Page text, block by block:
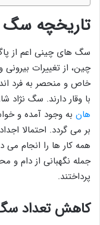
تاریخچه سگ
سگ های چینی اعم از
چین، از تغییرات
خاص و منحصر به فرد
با وقار دارند. سگ نژاد شارپی حدود ۲۰۰۰
هان به وجود آمده و
بر می گردد. احتمالا
همه کار ها را انجام می
جمله نگهبانی از دام و
پرداختند.
کاهش تعداد